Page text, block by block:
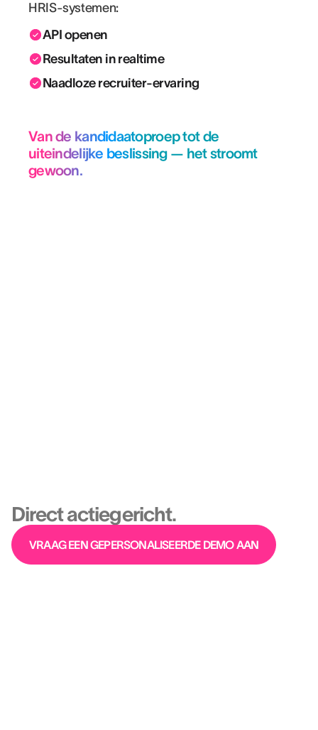
HRIS-systemen:
API openen
Resultaten in realtime
Naadloze recruiter-ervaring
Van de kandidaatoproep tot de
uiteindelijke beslissing — het stroomt
gewoon.
Direct actiegericht.
VRAAG EEN GEPERSONALISEERDE DEMO AAN